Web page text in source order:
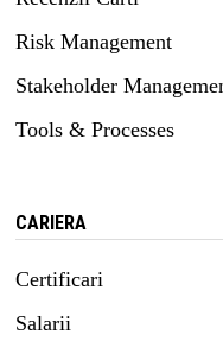
Risk Management
Stakeholder
Tools & Processes
CARIERA
Certificari
Salarii